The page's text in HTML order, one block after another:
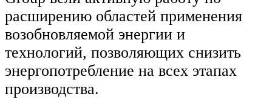
расширению областей применения
возобновляемой энергии и
технологий, позволяющих снизить
энергопотребление на всех этапах
производства.